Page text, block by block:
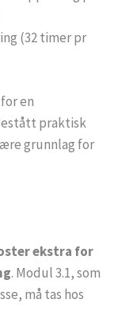
(32 timer pr
en
praktisk
grunnlag for
ekstra for
. Modul 3.1, som
må tas hos